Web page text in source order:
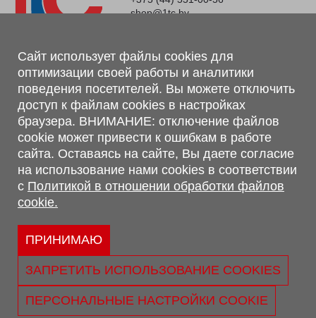
shop@1tc.by
Магазин, склад
г. Минск, Минский р-н, п. Привольный, ул. Мира, 20А,
223062
г. Брест, ул. Лейтенанта Рябцева, 108 В, 224701
Обращаем Ваше внимание, что вся предоставленная на сайте
информация, касающаяся комплектаций, технических
характеристик, цветовых сочетаний, а также стоимости и
сервисного обслуживания носит информационный характер и
не является публичной офертой, определяемой п.2 ст.407
Гражданского кодекса Республики Беларусь.
Политика обработки персональных данных
Политикой в отношении обработки файлов cookie.
Свидетельство о регистрации №290667530 выдано 02.02.2009
г. Администрацией Ленинского р-на г. Бреста
Сайт использует файлы cookies для
оптимизации своей работы и аналитики
поведения посетителей. Вы можете отключить
доступ к файлам cookies в настройках
браузера. ВНИМАНИЕ: отключение файлов
cookie может привести к ошибкам в работе
сайта. Оставаясь на сайте, Вы даете согласие
на использование нами cookies в соответствии
с Политикой в отношении обработки файлов
cookie.
ПРИНИМАЮ
ЗАПРЕТИТЬ ИСПОЛЬЗОВАНИЕ COOKIES
ПЕРСОНАЛЬНЫЕ НАСТРОЙКИ COOKIE